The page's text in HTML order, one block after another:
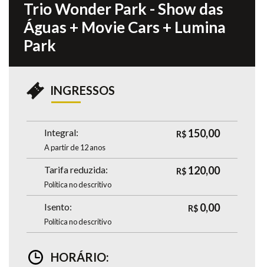
Trio Wonder Park - Show das
Águas + Movie Cars + Lumina
Park
INGRESSOS
Integral: R$ 150,00
A partir de 12 anos
Tarifa reduzida: R$ 120,00
Política no descritivo
Isento: R$ 0,00
Política no descritivo
HORÁRIO: